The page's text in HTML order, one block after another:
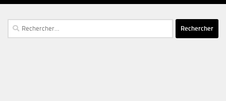
Rechercher :